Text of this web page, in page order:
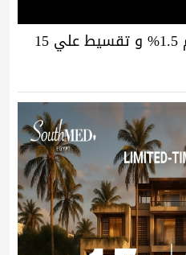
عرض لفترة محدودة مقدم 1.5% و تقسيط علي 15